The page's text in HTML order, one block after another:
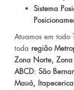
Sistema
Atuamos em todo
toda região
Zona Norte, Zona
ABCD: São
Mauá,